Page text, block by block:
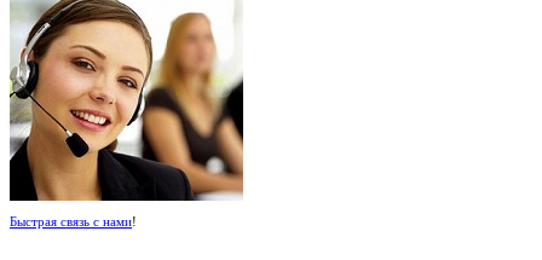
Быстрая связь с нами!